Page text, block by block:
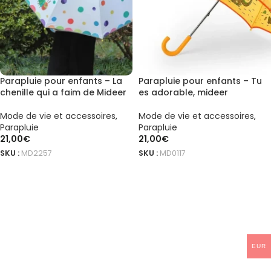
Parapluie pour enfants – La
chenille qui a faim de Mideer
Mode de vie et accessoires,
Parapluie
21,00€
SKU : MD2257
Parapluie pour enfants – Tu
es adorable, mideer
Mode de vie et accessoires,
Parapluie
21,00€
SKU : MD0117
EUR